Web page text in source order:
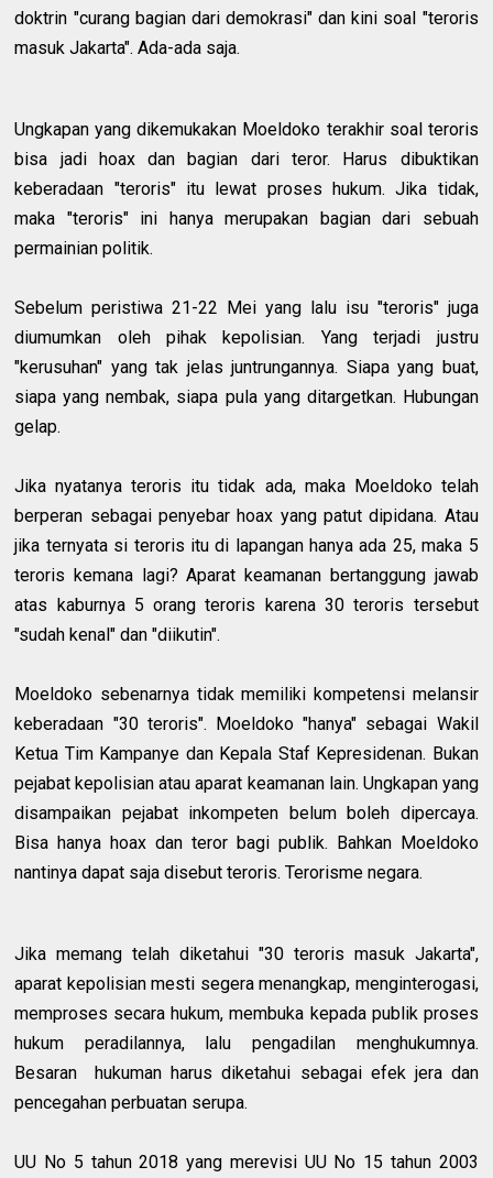
doktrin "curang bagian dari demokrasi" dan kini soal "teroris
masuk Jakarta". Ada-ada saja.
Ungkapan yang dikemukakan Moeldoko terakhir soal teroris
bisa jadi hoax dan bagian dari teror. Harus dibuktikan
keberadaan "teroris" itu lewat proses hukum. Jika tidak,
maka "teroris" ini hanya merupakan bagian dari sebuah
permainian politik.
Sebelum peristiwa 21-22 Mei yang lalu isu "teroris" juga
diumumkan oleh pihak kepolisian. Yang terjadi justru
"kerusuhan" yang tak jelas juntrungannya. Siapa yang buat,
siapa yang nembak, siapa pula yang ditargetkan. Hubungan
gelap.
Jika nyatanya teroris itu tidak ada, maka Moeldoko telah
berperan sebagai penyebar hoax yang patut dipidana. Atau
jika ternyata si teroris itu di lapangan hanya ada 25, maka 5
teroris kemana lagi? Aparat keamanan bertanggung jawab
atas kaburnya 5 orang teroris karena 30 teroris tersebut
"sudah kenal" dan "diikutin".
Moeldoko sebenarnya tidak memiliki kompetensi melansir
keberadaan "30 teroris". Moeldoko "hanya" sebagai Wakil
Ketua Tim Kampanye dan Kepala Staf Kepresidenan. Bukan
pejabat kepolisian atau aparat keamanan lain. Ungkapan yang
disampaikan pejabat inkompeten belum boleh dipercaya.
Bisa hanya hoax dan teror bagi publik. Bahkan Moeldoko
nantinya dapat saja disebut teroris. Terorisme negara.
Jika memang telah diketahui "30 teroris masuk Jakarta",
aparat kepolisian mesti segera menangkap, menginterogasi,
memproses secara hukum, membuka kepada publik proses
hukum peradilannya, lalu pengadilan menghukumnya.
Besaran hukuman harus diketahui sebagai efek jera dan
pencegahan perbuatan serupa.
UU No 5 tahun 2018 yang merevisi UU No 15 tahun 2003